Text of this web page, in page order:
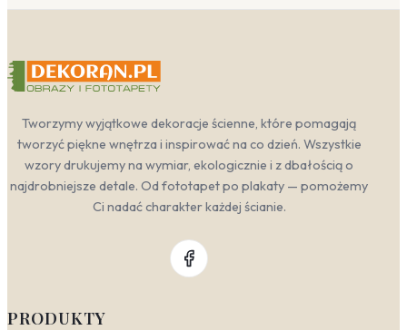
Tworzymy wyjątkowe dekoracje ścienne, które pomagają
tworzyć piękne wnętrza i inspirować na co dzień. Wszystkie
wzory drukujemy na wymiar, ekologicznie i z dbałością o
najdrobniejsze detale. Od fototapet po plakaty — pomożemy
Ci nadać charakter każdej ścianie.
PRODUKTY